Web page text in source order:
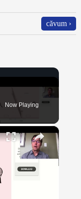
căvum ›
Now Playing
×